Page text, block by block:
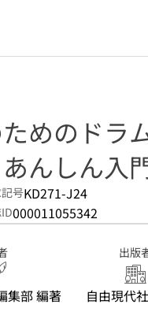
ク
めのドラ
んしん入
号KD271-J24
000011055342
集部 編著
出版
自由現代